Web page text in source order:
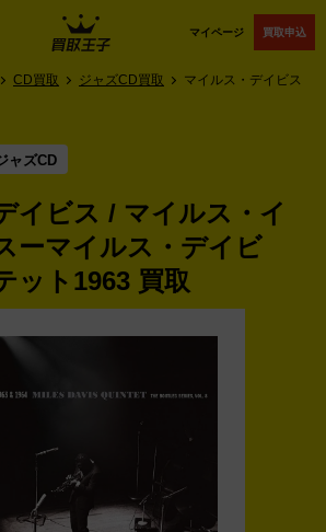
マイページ 買取申込
CD買取 ジャズCD買取
マイルス・デイビス
ャズCD
イビス / マイルス・イ
ーマイルス・デイビ
ット1963 買取